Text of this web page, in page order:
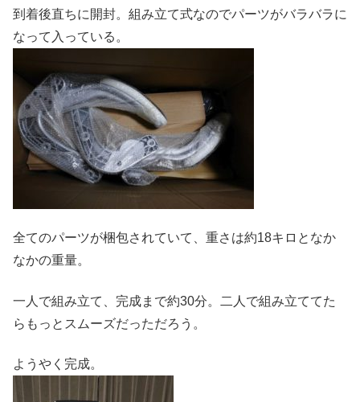
到着後直ちに開封。組み立て式なのでパーツがバラバラに
なって入っている。
全てのパーツが梱包されていて、重さは約18キロとなか
なかの重量。
一人で組み立て、完成まで約30分。二人で組み立ててた
らもっとスムーズだっただろう。
ようやく完成。